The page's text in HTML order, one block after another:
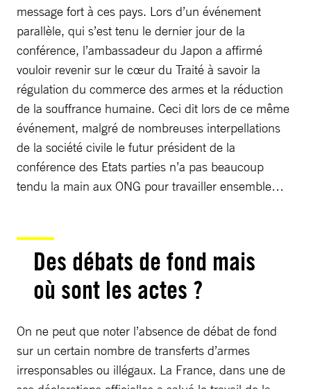
message fort à ces pays. Lors d’un événement
parallèle, qui s’est tenu le dernier jour de la
conférence, l’ambassadeur du Japon a affirmé
vouloir revenir sur le cœur du Traité à savoir la
régulation du commerce des armes et la réduction
de la souffrance humaine. Ceci dit lors de ce même
événement, malgré de nombreuses interpellations
de la société civile le futur président de la
conférence des Etats parties n’a pas beaucoup
tendu la main aux ONG pour travailler ensemble…
Des débats de fond mais
où sont les actes ?
On ne peut que noter l’absence de débat de fond
sur un certain nombre de transferts d’armes
irresponsables ou illégaux. La France, dans une de